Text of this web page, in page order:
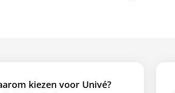
kiezen voor Univé?